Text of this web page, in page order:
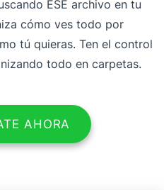
ESE archivo en tu
cómo ves todo por
tú quieras. Ten el control
todo en carpetas.
AHORA